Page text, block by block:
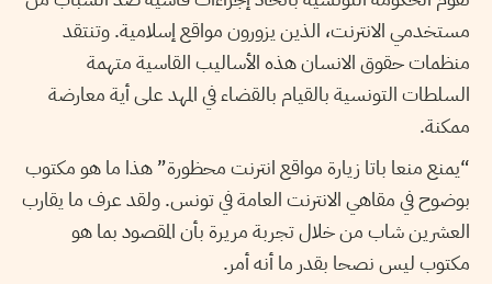
مستخدمي الانترنت، الذين يزورون مواقع إسلامية. وتنتقد
منظمات حقوق الانسان هذه الأساليب القاسية متهمة
السلطات التونسية بالقيام بالقضاء في المهد على أية معارضة
ممكنة.
“يمنع منعا باتا زيارة مواقع انترنت محظورة” هذا ما هو مكتوب
بوضوح في مقاهي الانترنت العامة في تونس. ولقد عرف ما يقارب
العشرين شاب من خلال تجربة مريرة بأن المقصود بما هو
مكتوب ليس نصحا بقدر ما أنه أمر.